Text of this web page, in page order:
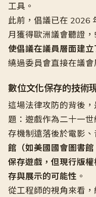
工具。
此前，倡議已在 2026
月獲得歐洲議會聽證
使倡議在議員層面建
繞過委員會直接在議
數位文化保存的技術
這場法律攻防的背後
題：遊戲作為二十一
存機制遠落後於電影、
館（如美國國會圖書
保存遊戲，但現行版
存與展示的可能性 。
從工程師的視角來看